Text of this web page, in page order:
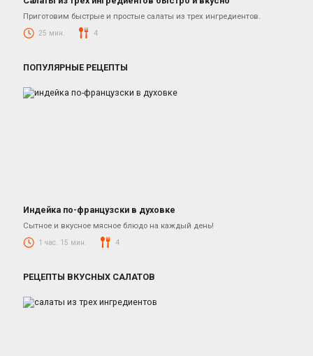
Салаты
Приготовим быстрые и простые салаты из трех ингредиентов.
25 мин. 4
ПОПУЛЯРНЫЕ РЕЦЕПТЫ
Блюда из индейки
Индейка по-французски в духовке
Сытное и вкусное мясное блюдо на каждый день!
1 час. 15 мин. 4
РЕЦЕПТЫ ВКУСНЫХ САЛАТОВ